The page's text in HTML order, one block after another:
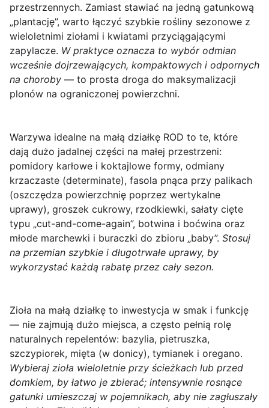
przestrzennych. Zamiast stawiać na jedną gatunkową
„plantację”, warto łączyć szybkie rośliny sezonowe z
wieloletnimi ziołami i kwiatami przyciągającymi
zapylacze. W praktyce oznacza to wybór odmian
wcześnie dojrzewających, kompaktowych i odpornych
na choroby — to prosta droga do maksymalizacji
plonów na ograniczonej powierzchni.
Warzywa idealne na małą działkę ROD to te, które
dają dużo jadalnej części na małej przestrzeni:
pomidory karłowe i koktajlowe formy, odmiany
krzaczaste (determinate), fasola pnąca przy palikach
(oszczędza powierzchnię poprzez wertykalne
uprawy), groszek cukrowy, rzodkiewki, sałaty cięte
typu „cut-and-come-again”, botwina i boćwina oraz
młode marchewki i buraczki do zbioru „baby”. Stosuj
na przemian szybkie i długotrwałe uprawy, by
wykorzystać każdą rabatę przez cały sezon.
Zioła na małą działkę to inwestycja w smak i funkcję
— nie zajmują dużo miejsca, a często pełnią rolę
naturalnych repelentów: bazylia, pietruszka,
szczypiorek, mięta (w donicy), tymianek i oregano.
Wybieraj zioła wieloletnie przy ścieżkach lub przed
domkiem, by łatwo je zbierać; intensywnie rosnące
gatunki umieszczaj w pojemnikach, aby nie zagłuszały